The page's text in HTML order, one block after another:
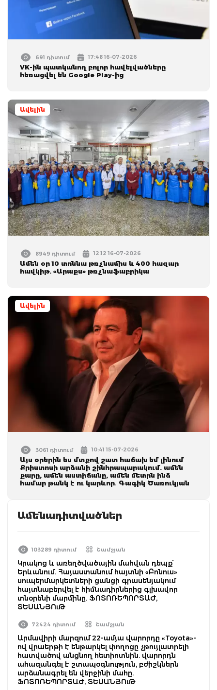
691 դիտում 17:48 16-07-2026
VK-ին պատկանող բոլոր հավելվածները
հեռացվել են Google Play-ից
Ավելին
8949 դիտում 12:12 16-07-2026
Ամեն օր 10 տոննա թռչնամիս և 400 հազար
հավկիթ. «Արաքս» թռչնաֆաբրիկա
Ավելին
3061 դիտում 10:41 15-07-2026
Այս օրերին ես մտքով շատ հաճախ եմ լինում
Քրիստոսի արձանի շինհրապարակում. ամեն
քարը, ամեն աստիճանը, ամեն մետրն ինձ
համար թանկ է ու կարևոր․ Գագիկ Ծառուկյան
Ամենադիտվածներ
103289 դիտում Շամշյան
Կրակոց և առեղծվածային մահվան դեպք՝
Երևանում. Հայաստանում հայտնի «Բոնուս»
սուպերմարկետների ցանցի գրասենյակում
հայտնաբերվել է հիմնադիրներից գլխավոր
տնօրենի մարմինը. ՖՈՏՈՌԵՊՈՐՏԱԺ,
ՏԵՍԱՆՅՈւԹ
72424 դիտում Շամշյան
Արմավիրի մարզում 22-ամյա վարորդը «Toyota»-
ով վրաերթի է ենթարկել փողոցը չթույլատրելի
հատվածով անցնող հետիոտնին. վարորդն
ահազանգել է շտապօգնություն, բժիշկներն
արձանագրել են վերջինի մահը.
ՖՈՏՈՌԵՊՈՐՏԱԺ, ՏԵՍԱՆՅՈւԹ